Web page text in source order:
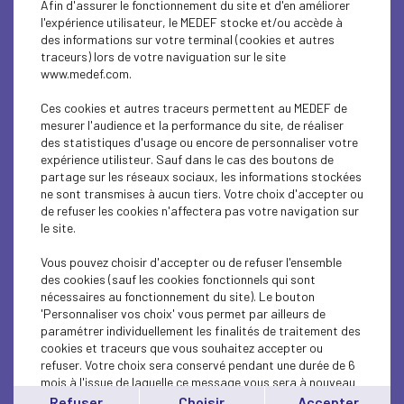
ECONOMY
ECONOMY
ECONOMY
ECONOMY
ECONOMY
ECONOMY
ECONOMY
ECONOMY
ECONOMY
Afin d'assurer le fonctionnement du site et d'en améliorer
l'expérience utilisateur, le MEDEF stocke et/ou accède à
des informations sur votre terminal (cookies et autres
traceurs) lors de votre naviguation sur le site
www.medef.com.
Ces cookies et autres traceurs permettent au MEDEF de
mesurer l'audience et la performance du site, de réaliser
des statistiques d'usage ou encore de personnaliser votre
expérience utilisteur. Sauf dans le cas des boutons de
partage sur les réseaux sociaux, les informations stockées
ne sont transmises à aucun tiers. Votre choix d'accepter ou
de refuser les cookies n'affectera pas votre navigation sur
le site.
Vous pouvez choisir d'accepter ou de refuser l'ensemble
des cookies (sauf les cookies fonctionnels qui sont
nécessaires au fonctionnement du site). Le bouton
'Personnaliser vos choix' vous permet par ailleurs de
paramétrer individuellement les finalités de traitement des
cookies et traceurs que vous souhaitez accepter ou
refuser. Votre choix sera conservé pendant une durée de 6
mois à l'issue de laquelle ce message vous sera à nouveau
affiché..